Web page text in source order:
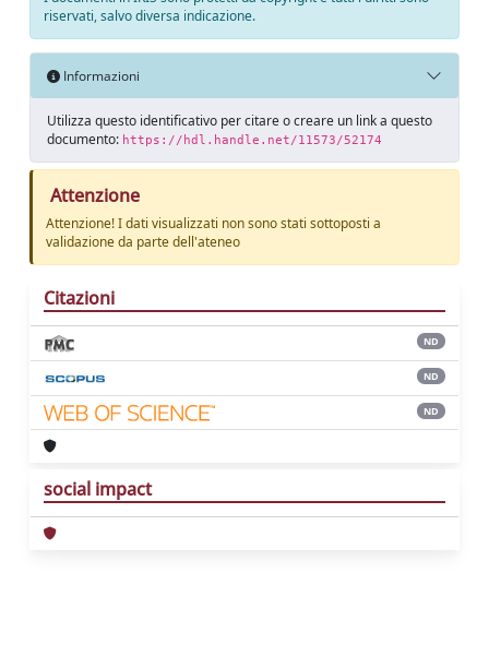
riservati, salvo diversa indicazione.
Informazioni
Utilizza questo identificativo per citare o creare un link a questo
documento: https://hdl.handle.net/11573/52174
Attenzione
Attenzione! I dati visualizzati non sono stati sottoposti a
validazione da parte dell'ateneo
Citazioni
ND
ND
ND
social impact